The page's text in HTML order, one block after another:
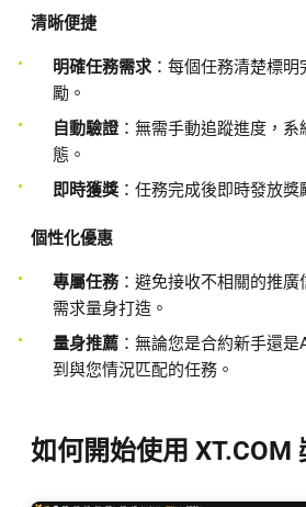
清晰便捷
明確任務需求：每個任務清楚標明
勵。
自動驗證：無需手動追蹤進度，系
態。
即時獲獎 ：任務完成後即時發放獎
個性化優惠
專屬任務：避免接收不相關的推廣
需求量身打造。
量身推薦 ：無論您是合約新手還
到與您情況匹配的任務。
如何開始使用 XT.COM